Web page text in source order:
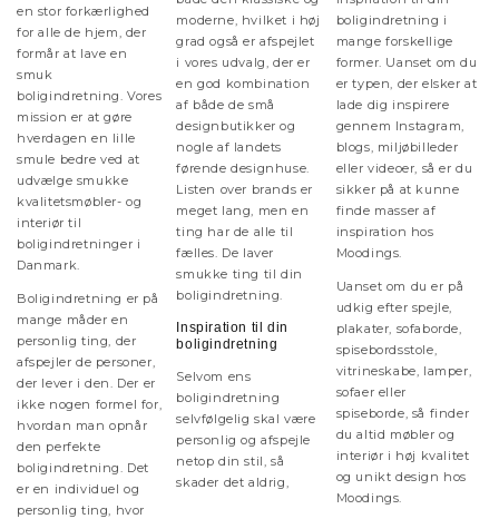
en stor forkærlighed
for alle de hjem, der
formår at lave en
smuk
boligindretning. Vores
mission er at gøre
hverdagen en lille
smule bedre ved at
udvælge smukke
kvalitetsmøbler- og
interiør til
boligindretninger i
Danmark.
Boligindretning er på
mange måder en
personlig ting, der
afspejler de personer,
der lever i den. Der er
ikke nogen formel for,
hvordan man opnår
den perfekte
boligindretning. Det
er en individuel og
personlig ting, hvor
moderne, hvilket i høj
grad også er afspejlet
i vores udvalg, der er
en god kombination
af både de små
designbutikker og
nogle af landets
førende designhuse.
Listen over brands er
meget lang, men en
ting har de alle til
fælles. De laver
smukke ting til din
boligindretning.
Inspiration til din
boligindretning
Selvom ens
boligindretning
selvfølgelig skal være
personlig og afspejle
netop din stil, så
skader det aldrig,
boligindretning i
mange forskellige
former. Uanset om du
er typen, der elsker at
lade dig inspirere
gennem Instagram,
blogs, miljøbilleder
eller videoer, så er du
sikker på at kunne
finde masser af
inspiration hos
Moodings.
Uanset om du er på
udkig efter spejle,
plakater, sofaborde,
spisebordsstole,
vitrineskabe, lamper,
sofaer eller
spiseborde, så finder
du altid møbler og
interiør i høj kvalitet
og unikt design hos
Moodings.